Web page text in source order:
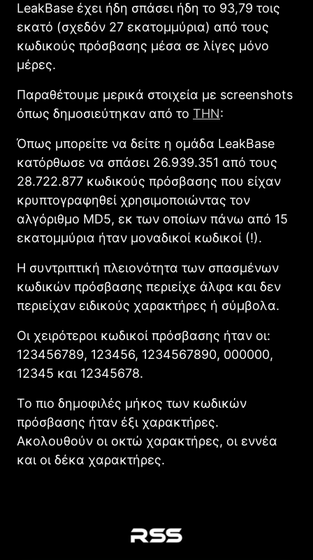
LeakBase έχει ήδη σπάσει ήδη το 93,79 τοις
εκατό (σχεδόν 27 εκατομμύρια) από τους
κωδικούς πρόσβασης μέσα σε λίγες μόνο
μέρες.
Παραθέτουμε μερικά στοιχεία με screenshots
όπως δημοσιεύτηκαν από το THN:
Όπως μπορείτε να δείτε η ομάδα LeakBase
κατόρθωσε να σπάσει 26.939.351 από τους
28.722.877 κωδικούς πρόσβασης που είχαν
κρυπτογραφηθεί χρησιμοποιώντας τον
αλγόριθμο MD5, εκ των οποίων πάνω από 15
εκατομμύρια ήταν μοναδικοί κωδικοί (!).
Η συντριπτική πλειονότητα των σπασμένων
κωδικών πρόσβασης περιείχε άλφα και δεν
περιείχαν ειδικούς χαρακτήρες ή σύμβολα.
Οι χειρότεροι κωδικοί πρόσβασης ήταν οι:
123456789, 123456, 1234567890, 000000,
12345 και 12345678.
Το πιο δημοφιλές μήκος των κωδικών
πρόσβασης ήταν έξι χαρακτήρες.
Ακολουθούν οι οκτώ χαρακτήρες, οι εννέα
και οι δέκα χαρακτήρες.